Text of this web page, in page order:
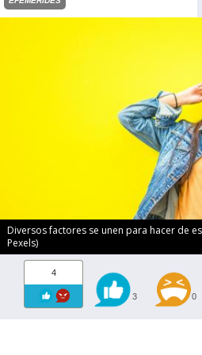
Diversos factores se unen para hacer de
Pexels)
4
3 0